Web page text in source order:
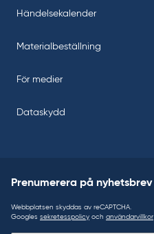
Händelsekalender
Materialbeställning
För medier
Dataskydd
Prenumerera på nyhetsbrev
Webbplatsen skyddas av reCAPTCHA.
Googles sekretesspolicy och användarvillkor